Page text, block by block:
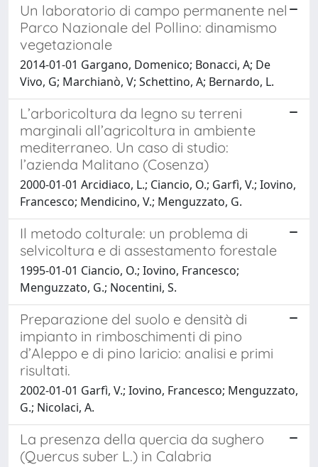
Un laboratorio di campo permanente nel
Parco Nazionale del Pollino: dinamismo
vegetazionale
2014-01-01 Gargano, Domenico; Bonacci, A; De
Vivo, G; Marchianò, V; Schettino, A; Bernardo, L.
L’arboricoltura da legno su terreni
marginali all’agricoltura in ambiente
mediterraneo. Un caso di studio:
l’azienda Malitano (Cosenza)
2000-01-01 Arcidiaco, L.; Ciancio, O.; Garfì, V.; Iovino,
Francesco; Mendicino, V.; Menguzzato, G.
Il metodo colturale: un problema di
selvicoltura e di assestamento forestale
1995-01-01 Ciancio, O.; Iovino, Francesco;
Menguzzato, G.; Nocentini, S.
Preparazione del suolo e densità di
impianto in rimboschimenti di pino
d’Aleppo e di pino laricio: analisi e primi
risultati.
2002-01-01 Garfì, V.; Iovino, Francesco; Menguzzato,
G.; Nicolaci, A.
La presenza della quercia da sughero
(Quercus suber L.) in Calabria